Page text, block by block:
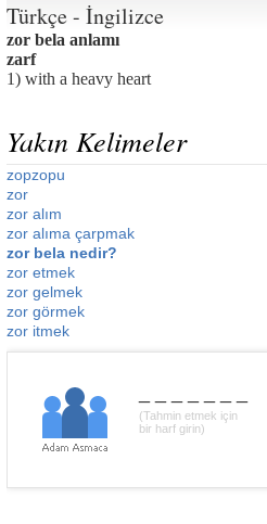
Türkçe - İngilizce
zor bela anlamı
zarf
1) with a heavy heart
Yakın Kelimeler
zopzopu
zor
zor alım
zor alıma çarpmak
zor bela nedir?
zor etmek
zor gelmek
zor görmek
zor itmek
(Tahmin etmek için
bir harf girin)